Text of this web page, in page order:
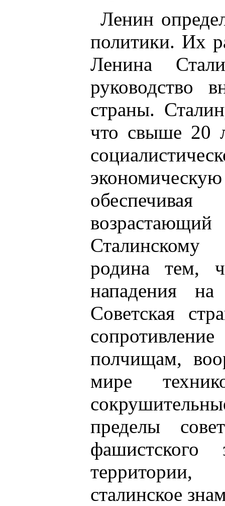
Ленин
политики. Их
Ленина
руководство
страны.
что свыше 20
Сталинскому
родина тем,
нападения на
Советская
полчищам,
мире
пределы
сталинское